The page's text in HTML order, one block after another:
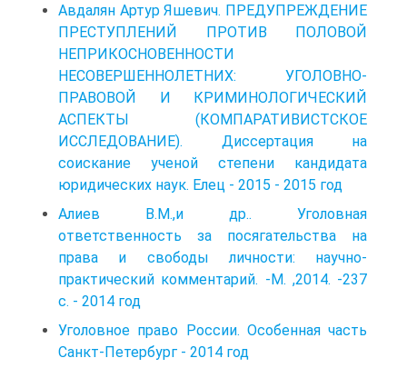
Авдалян Артур Яшевич. ПРЕДУПРЕЖДЕНИЕ
ПРЕСТУПЛЕНИЙ ПРОТИВ ПОЛОВОЙ
НЕПРИКОСНОВЕННОСТИ
НЕСОВЕРШЕННОЛЕТНИХ: УГОЛОВНО-
ПРАВОВОЙ И КРИМИНОЛОГИЧЕСКИЙ
АСПЕКТЫ (КОМПАРАТИВИСТСКОЕ
ИССЛЕДОВАНИЕ). Диссертация на
соискание ученой степени кандидата
юридических наук. Елец - 2015 - 2015 год
Алиев В.М.,и др.. Уголовная
ответственность за посягательства на
права и свободы личности: научно-
практический комментарий. -М. ,2014. -237
с. - 2014 год
Уголовное право России. Особенная часть
Санкт-Петербург - 2014 год